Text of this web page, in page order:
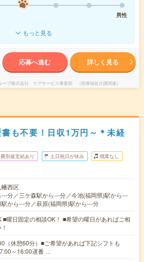
男性
もっと見る
応募へ進む 詳しく見る
ープ株式会社 ケアサービス事業部 （医療福祉介護関連）
も不要！日収1万円～＊未経
別途支給あり 土日祝日が休み 残業なし
西区
分／三ケ森駅から---分／今池(福岡県)駅から---
から---分／萩原(福岡県)駅から---分
■曜日固定の相談OK！ ■希望の曜日があればご相
（休憩60分）■ご希望があれば下記シフトも
～16:00遅番 …